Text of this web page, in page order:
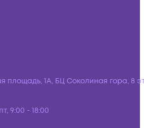
площадь, 1А, БЦ Соколиная гора, 8
9:00 - 18:00